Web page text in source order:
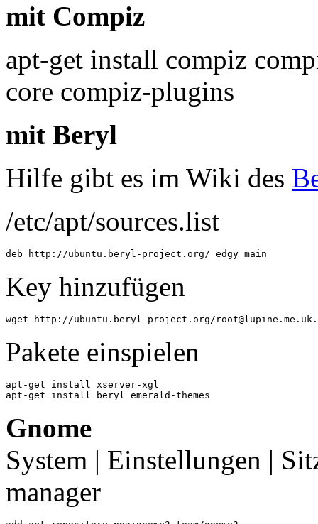
mit Compiz
apt-get install compiz
core compiz-plugins
mit Beryl
Hilfe gibt es im Wiki des
/etc/apt/sources.list
deb http://ubuntu.beryl-project.org/ edgy main
Key hinzufügen
wget http://ubuntu.beryl-project.org/
Pakete einspielen
apt-get install xserver-xgl
apt-get install beryl emerald-themes
Gnome
System | Einstellungen |
manager